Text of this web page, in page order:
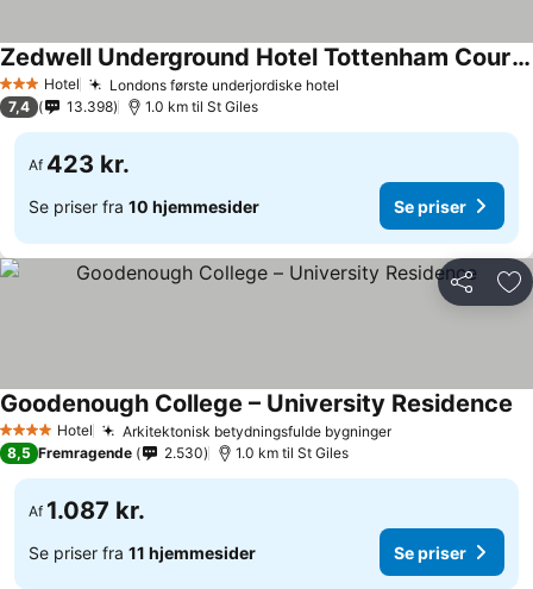
3 StjernerHotel Londons første underjordiske hotel
Zedwell Underground Hotel Tottenham Court Rd
7,4 13.398 1.0 km til St Giles
Af 423 kr.
Se priser fra 10 hjemmesider Se priser
Del
4 StjernerHotel Arkitektonisk betydningsfulde bygninger
Goodenough College – University Residence
8,5 Fremragende 2.530 1.0 km til St Giles
Af 1.087 kr.
Se priser fra 11 hjemmesider Se priser